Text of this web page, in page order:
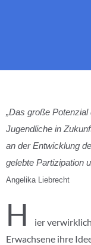
„Das große
Jugendliche in
an der Entwicklung
gelebte Partizipation
Angelika Liebrecht
H
ier
Erwachsene ihre